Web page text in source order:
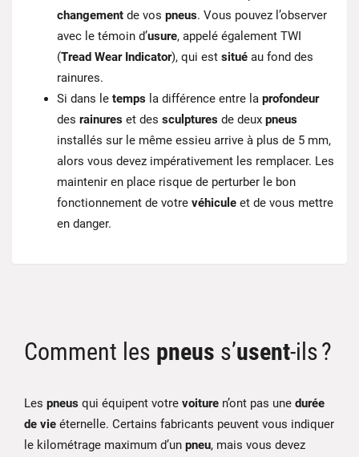
changement de vos pneus. Vous pouvez l’observer
avec le témoin d’usure, appelé également TWI
(Tread Wear Indicator), qui est situé au fond des
rainures.
Si dans le temps la différence entre la profondeur
des rainures et des sculptures de deux pneus
installés sur le même essieu arrive à plus de 5 mm,
alors vous devez impérativement les remplacer. Les
maintenir en place risque de perturber le bon
fonctionnement de votre véhicule et de vous mettre
en danger.
Comment les pneus s’usent-ils ?
Les pneus qui équipent votre voiture n’ont pas une durée
de vie éternelle. Certains fabricants peuvent vous indiquer
le kilométrage maximum d’un pneu, mais vous devez